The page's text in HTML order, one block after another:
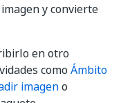
y convierte
en otro
como Ámbito
imageno